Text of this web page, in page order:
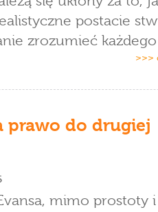
postacie
zrozumieć
>>>
prawo do drugiej
mimo prostoty